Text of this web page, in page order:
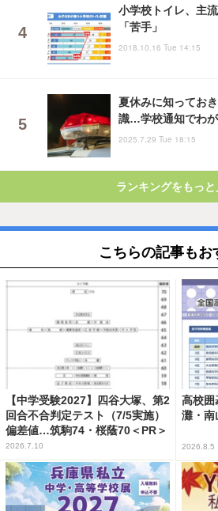
小学校トイレ、主
「苦手」
2018.10.16 Tue 14:15
夏休みに知ってお
識…学校通知でわ
2025.7.29 Tue 18:15
ランキングをもっと
こちらの記事もお
【中学受験2027】四谷大塚、第2
回合不合判定テスト（7/5実施）
偏差値…筑駒74・桜蔭70＜PR＞
2026.7.10
高校囲
灘・南
2026.8.5